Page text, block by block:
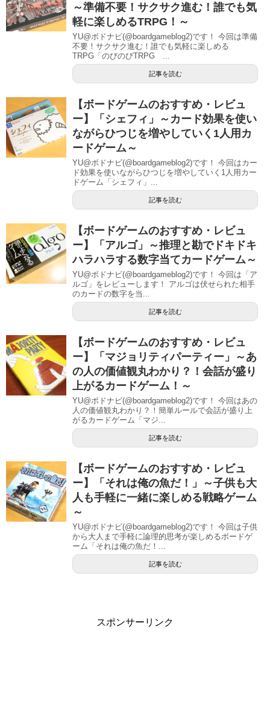
～準備不要！サクサク進む！誰でも気
軽に楽しめるTRPG！～
YU@ボドナビ(@boardgameblog2)です！ 今回は準備
不要！サクサク進む！誰でも気軽に楽しめる
TRPG「のびのびTRPG ...
記事を読む
【ボードゲームのおすすめ・レビュ
ー】「シェフィ」～カード効果を使い
ながらひつじを増やしていく1人用カ
ードゲーム～
YU@ボドナビ(@boardgameblog2)です！ 今回はカー
ド効果を使いながらひつじを増やしていく1人用カー
ドゲーム「シェフィ」...
記事を読む
【ボードゲームのおすすめ・レビュ
ー】「アルゴ」～推理と勘でドキドキ
ハラハラする数字当てカードゲーム～
YU@ボドナビ(@boardgameblog2)です！ 今回は「ア
ルゴ」をレビューします！ アルゴは伏せられた相手
のカードの数字を当...
記事を読む
【ボードゲームのおすすめ・レビュ
ー】「マジョリティパーティー」～あ
の人の価値観丸わかり？！会話が盛り
上がるカードゲーム！～
YU@ボドナビ(@boardgameblog2)です！ 今回はあの
人の価値観丸わかり？！簡単ルールで会話が盛り上
がるカードゲーム「マジ...
記事を読む
【ボードゲームのおすすめ・レビュ
ー】「それは俺の魚だ！」～子供も大
人も手軽に一緒に楽しめる戦略ゲーム
～
YU@ボドナビ(@boardgameblog2)です！ 今回は子供
から大人まで手軽に論理的思考が楽しめるボードゲ
ーム「それは俺の魚だ！...
記事を読む
スポンサーリンク